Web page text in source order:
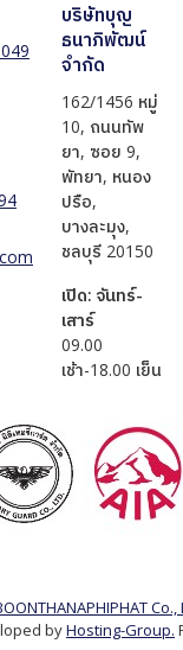
บริษัทบุญ
ธนาภิพัฒน์
จำกัด
162/1456 หมู่
10, ถนนทัพ
ยา, ซอย 9,
พัทยา, หนอง
ปรือ,
บางละมุง,
ชลบุรี 20150
เปิด: จันทร์-
เสาร์
​09.00
เช้า-18.00 เย็น
Co.,
byHosting-Group.